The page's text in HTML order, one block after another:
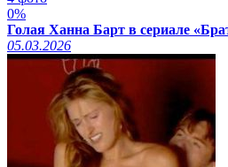
0%
Голая Ханна Барт в сериале
05.03.2026